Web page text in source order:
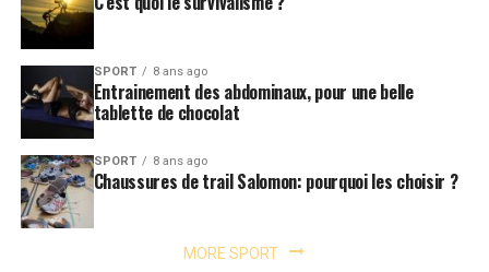
SPORT 8 ans ago
Entrainement des abdominaux, pour une belle
tablette de chocolat
SPORT 8 ans ago
Chaussures de trail Salomon: pourquoi les choisir ?
MORE SPORT